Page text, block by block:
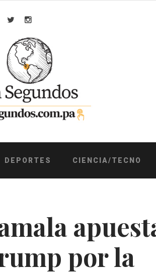
TwitterInstagram
DEPORTES CIENCIA/TECNO
por la